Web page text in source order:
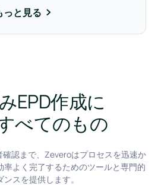
っと見る
EPD作成に
べてのもの
認まで、Zeveroはプロセスを迅速か
よく完了するためのツールと専門的
ンスを提供します。